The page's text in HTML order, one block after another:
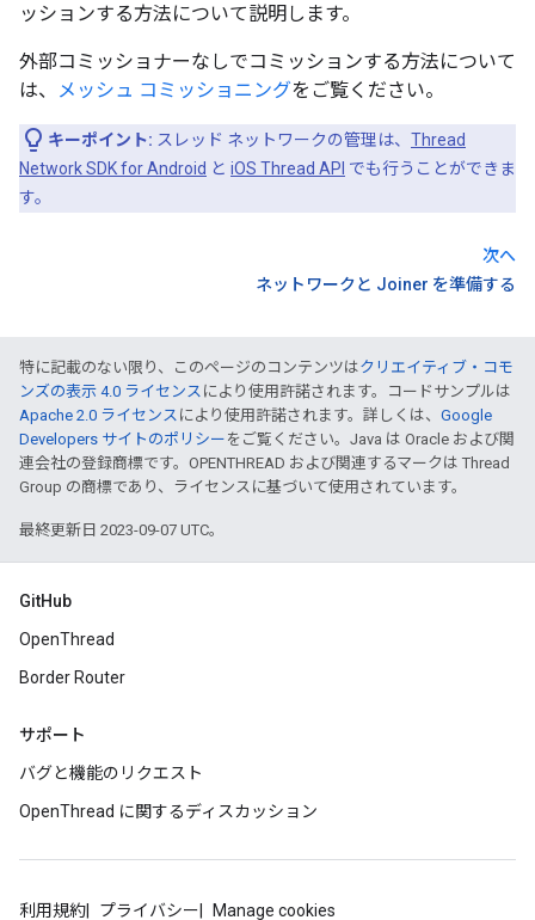
ッションする方法について説明します。
外部コミッショナーなしでコミッションする方法について
は、
メッシュ コミッショニングをご覧ください。
キーポイント: スレッド ネットワークの管理は、 Thread
Network SDK for Android と iOS Thread API でも行うことができま
す。
次へ
ネットワークと Joiner を準備する
特に記載のない限り、このページのコンテンツはクリエイティブ・コモ
ンズの表示 4.0 ライセンス により使用許諾されます。コードサンプルは
Apache 2.0 ライセンス により使用許諾されます。詳しくは、 Google
Developers サイトのポリシー をご覧ください。Java は Oracle および関
連会社の登録商標です。OPENTHREAD および関連するマークは Thread
Group の商標であり、ライセンスに基づいて使用されています。
最終更新日 2023-09-07 UTC。
GitHub
OpenThread
Border Router
サポート
バグと機能のリクエスト
OpenThread に関するディスカッション
利用規約 プライバシー Manage cookies